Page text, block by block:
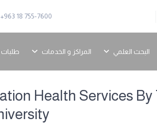
+963 18 755-7600
البحث العلمي المراكز و الخدمات طلبات
Health Services